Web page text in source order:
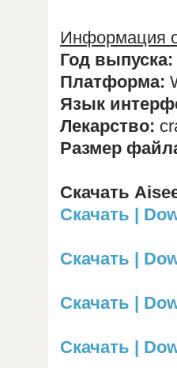
Информация
Год выпуска:
Платформа:
Язык
Лекарство:
Размер
Скачать
Скачать |
Скачать |
Скачать |
Скачать |